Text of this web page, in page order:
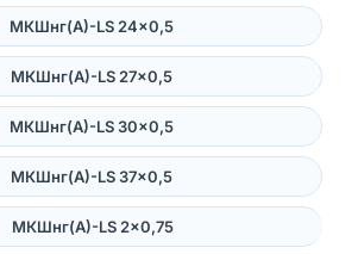
МКШнг(А)-LS 24×0,5
МКШнг(А)-LS 27×0,5
МКШнг(А)-LS 30×0,5
МКШнг(А)-LS 37×0,5
МКШнг(А)-LS 2×0,75